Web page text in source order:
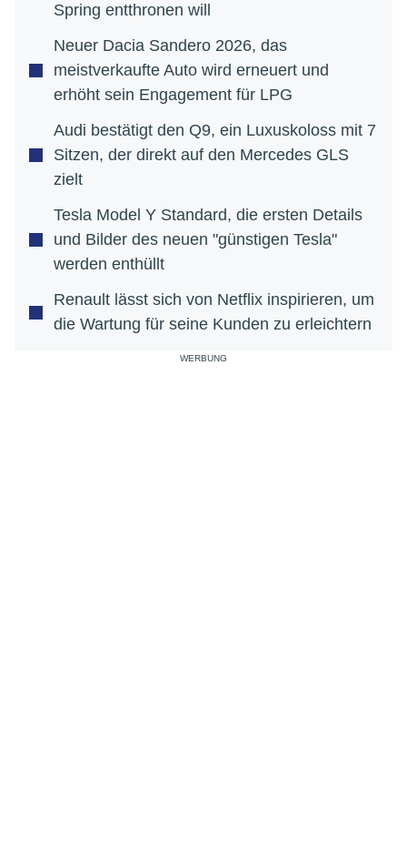
Spring entthronen will
Neuer Dacia Sandero 2026, das
meistverkaufte Auto wird erneuert und
erhöht sein Engagement für LPG
Audi bestätigt den Q9, ein Luxuskoloss mit 7
Sitzen, der direkt auf den Mercedes GLS
zielt
Tesla Model Y Standard, die ersten Details
und Bilder des neuen "günstigen Tesla"
werden enthüllt
Renault lässt sich von Netflix inspirieren, um
die Wartung für seine Kunden zu erleichtern